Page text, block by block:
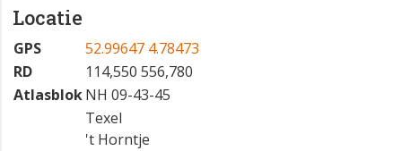
Locatie
GPS
52.99647 4.78473
RD
114,550 556,780
AtlasblokNH 09-43-45
Texel
't Horntje